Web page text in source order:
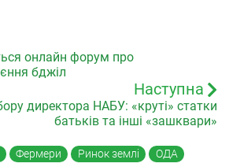
онлайн форум про
бджіл
Наступна
директора НАБУ: «круті» статки
батьків та інші «зашквари»
Фермери Ринок землі
ОДА